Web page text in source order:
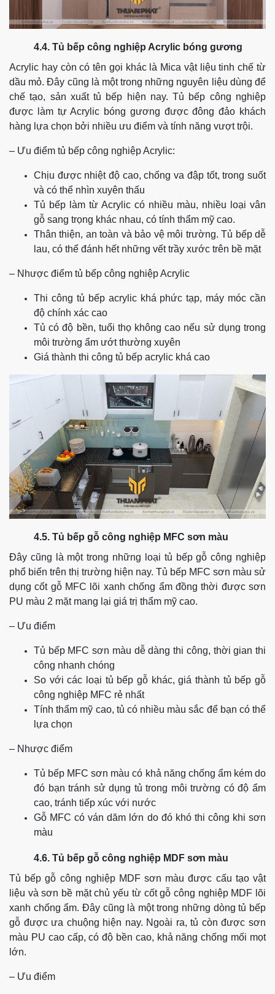
4.4. Tủ bếp công nghiệp Acrylic bóng gương
Acrylic hay còn có tên gọi khác là Mica vật liệu tinh chế từ
dầu mỏ. Đây cũng là một trong những nguyên liệu dùng để
chế tạo, sản xuất tủ bếp hiện nay.Tủ bếp công nghiệp
được làm tự Acrylic bóng gương được đông đảo khách
hàng lựa chọn bởi nhiều ưu điểm và tính năng vượt trội.
– Ưu điểm tủ bếp công nghiệp Acrylic:
Chịu được nhiệt độ cao, chống va đập tốt, trong suốt
và có thể nhìn xuyên thấu
Tủ bếp làm từ Acrylic có nhiều màu, nhiều loại vân
gỗ sang trọng khác nhau, có tính thẩm mỹ cao.
Thân thiện, an toàn và bảo vệ môi trường. Tủ bếp dễ
lau, có thể đánh hết những vết trầy xước trên bề mặt
– Nhược điểm tủ bếp công nghiệp Acrylic
Thi công tủ bếp acrylic khá phức tạp, máy móc cần
độ chính xác cao
Tủ có độ bền, tuổi thọ không cao nếu sử dụng trong
môi trường ẩm ướt thường xuyên
Giá thành thi công tủ bếp acrylic khá cao
4.5. Tủ bếp gỗ công nghiệp MFC sơn màu
Đây cũng là một trong những loại tủ bếp gỗ công nghiệp
phổ biến trên thị trường hiện nay. Tủ bếp MFC sơn màu sử
dụng cốt gỗ MFC lõi xanh chống ẩm đồng thời được sơn
PU màu 2 mặt mang lại giá trị thẩm mỹ cao.
– Ưu điểm
Tủ bếp MFC sơn màu dễ dàng thi công, thời gian thi
công nhanh chóng
So với các loại tủ bếp gỗ khác, giá thành tủ bếp gỗ
công nghiệp MFC rẻ nhất
Tính thẩm mỹ cao, tủ có nhiều màu sắc để bạn có thể
lựa chọn
– Nhược điểm
Tủ bếp MFC sơn màu có khả năng chống ẩm kém do
đó bạn tránh sử dụng tủ trong môi trường có độ ẩm
cao, tránh tiếp xúc với nước
Gỗ MFC có ván dăm lớn do đó khó thi công khi sơn
màu
4.6. Tủ bếp gỗ công nghiệp MDF sơn màu
Tủ bếp gỗ công nghiệp MDF sơn màu được cấu tạo vật
liệu và sơn bề mặt chủ yếu từ cốt gỗ công nghiệp MDF lõi
xanh chống ẩm. Đây cũng là một trong những dòng tủ bếp
gỗ được ưa chuộng hiện nay. Ngoài ra, tủ còn được sơn
màu PU cao cấp, có độ bền cao, khả năng chống mối mọt
lớn.
– Ưu điểm